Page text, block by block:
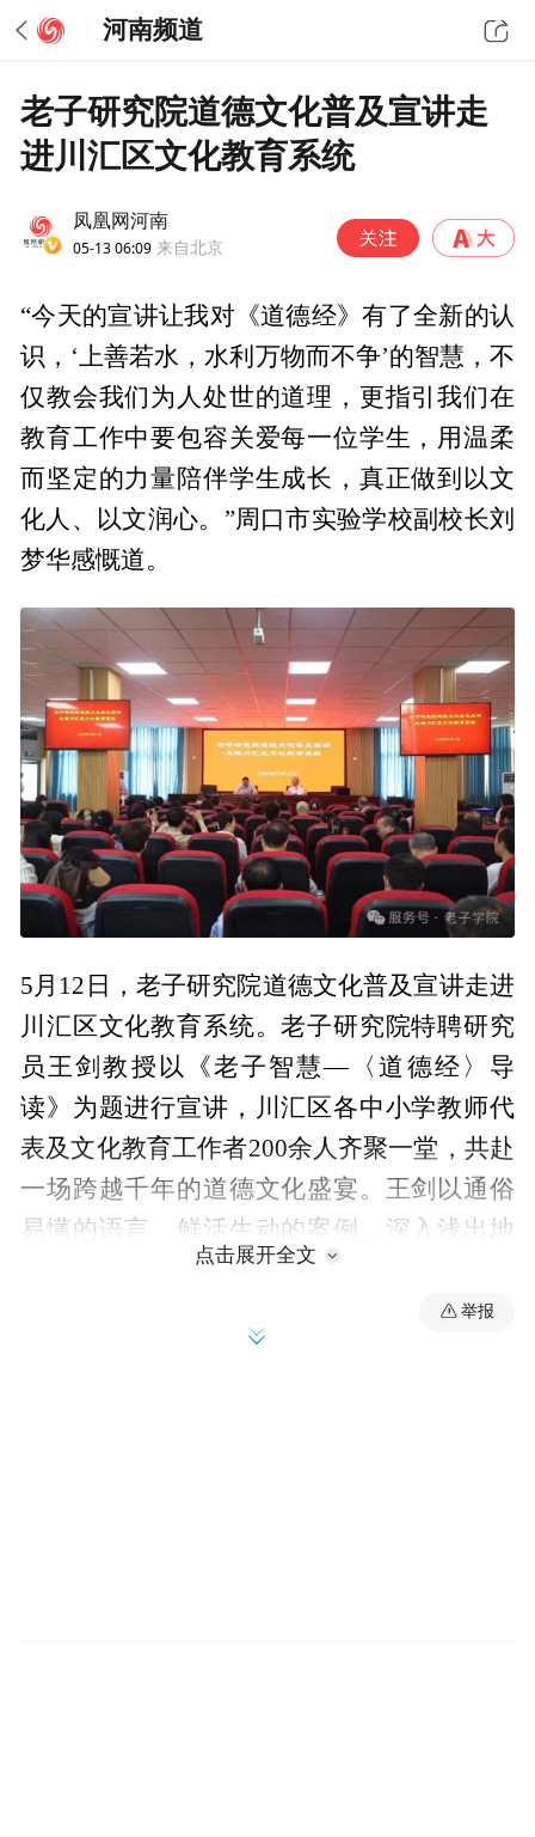
河南频道
老子研究院道德文化普及宣讲走
进川汇区文化教育系统
凤凰网河南
05-13 06:09 来自北京
“今天的宣讲让我对《道德经》有了全新的认
识，‘上善若水，水利万物而不争’的智慧，不
仅教会我们为人处世的道理，更指引我们在
教育工作中要包容关爱每一位学生，用温柔
而坚定的力量陪伴学生成长，真正做到以文
化人、以文润心。”周口市实验学校副校长刘
梦华感慨道。
5月12日，老子研究院道德文化普及宣讲走进
川汇区文化教育系统。老子研究院特聘研究
员王剑教授以《老子智慧—〈道德经〉导
读》为题进行宣讲，川汇区各中小学教师代
表及文化教育工作者200余人齐聚一堂，共赴
一场跨越千年的道德文化盛宴。王剑以通俗
易懂的语言、鲜活生动的案例，深入浅出地
解读《道德经》的核心要义与时代价值。他
从老子其人其书入手，围绕“道”与“德”的核
心内涵，重点阐释“上善若水”“柔弱胜刚强”
点击展开全文
举报